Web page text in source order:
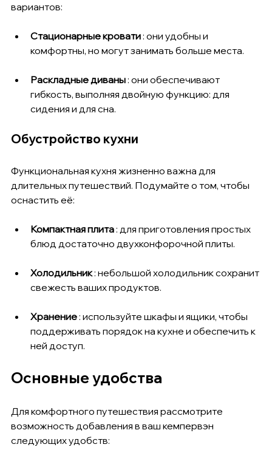
вариантов:
Стационарные кровати : они удобны и
комфортны, но могут занимать больше места.
Раскладные диваны : они обеспечивают
гибкость, выполняя двойную функцию: для
сидения и для сна.
Обустройство кухни
Функциональная кухня жизненно важна для
длительных путешествий. Подумайте о том, чтобы
оснастить её:
Компактная плита : для приготовления простых
блюд достаточно двухконфорочной плиты.
Холодильник : небольшой холодильник сохранит
свежесть ваших продуктов.
Хранение : используйте шкафы и ящики, чтобы
поддерживать порядок на кухне и обеспечить к
ней доступ.
Основные удобства
Для комфортного путешествия рассмотрите
возможность добавления в ваш кемпервэн
следующих удобств: